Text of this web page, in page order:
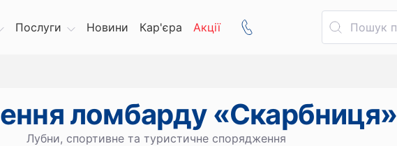
Послуги Новини Кар'єра Акції
ломбарду «Скарбниця»
Лубни, спортивне та туристичне спорядження